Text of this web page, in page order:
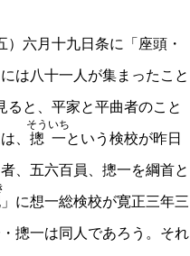
六月十九日条に「座頭・
は八十一人が集まったこと
ると、平家と平曲者のこと
、 摠一
そういち
という検校が昨日
、五六百員、摠一を綱首と
」に想一総検校が寛正三年三
摠一は同人であろう。それ